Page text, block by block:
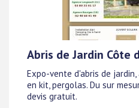
Abris de Jardin Côte
Expo-vente d'abris de jardin,
en kit, pergolas. Du sur
devis gratuit.